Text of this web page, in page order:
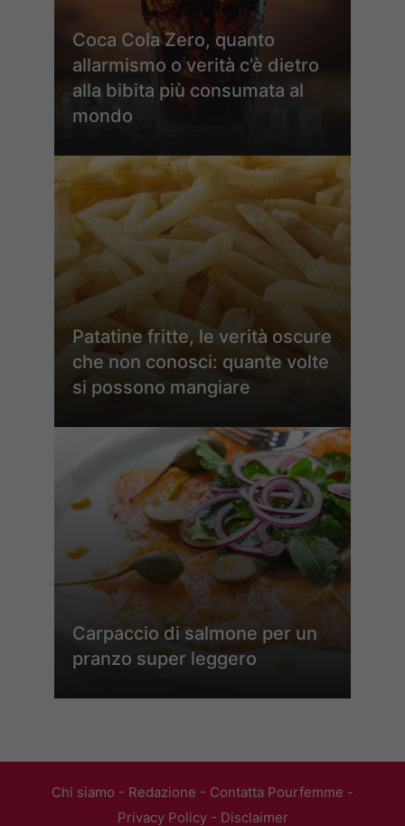
Coca Cola Zero, quanto
allarmismo o verità c’è dietro
alla bibita più consumata al
mondo
Patatine fritte, le verità oscure
che non conosci: quante volte
si possono mangiare
Carpaccio di salmone per un
pranzo super leggero
Chi siamo - Redazione - Contatta Pourfemme -
Privacy Policy- Disclaimer